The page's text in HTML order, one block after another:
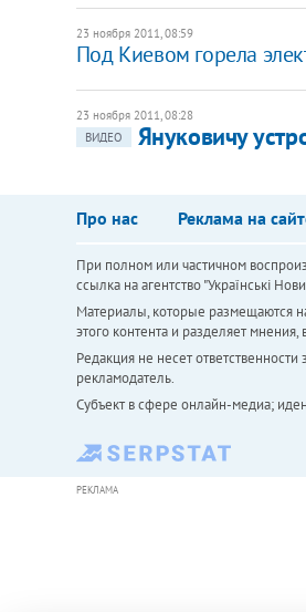
23 ноября 2011, 08:59
​Под Киевом горела
23 ноября 2011, 08:28
ВИДЕО
Януковичу
Про нас Реклама на
При полном или частичном
ссылка на агентство "Українськi
Материалы, которые размещаются
этого контента и разделяет
Редакция не несет
рекламодатель.
Субъект в сфере онлайн-медиа;
РЕКЛАМА